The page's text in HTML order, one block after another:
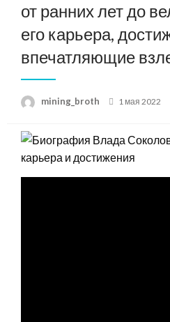
от ранних лет до
его карьера,
впечатляющие
mining_broth
Posted
1 мая 2022